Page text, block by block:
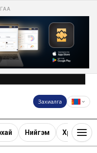
Захиалга
Нийгэм Хөрөнгө